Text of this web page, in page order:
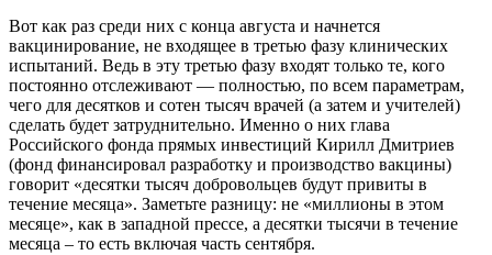
Вот как раз среди них с конца августа и начнется
вакцинирование, не входящее в третью фазу клинических
испытаний. Ведь в эту третью фазу входят только те, кого
постоянно отслеживают — полностью, по всем параметрам,
чего для десятков и сотен тысяч врачей (а затем и учителей)
сделать будет затруднительно. Именно о них глава
Российского фонда прямых инвестиций Кирилл Дмитриев
(фонд финансировал разработку и производство вакцины)
говорит «десятки тысяч добровольцев будут привиты в
течение месяца». Заметьте разницу: не «миллионы в этом
месяце», как в западной прессе, а десятки тысячи в течение
месяца – то есть включая часть сентября.